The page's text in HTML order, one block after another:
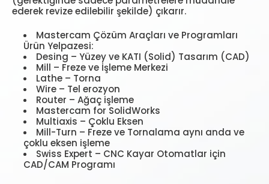
ederek revize edilebilir şekilde) çıkarır.
Mastercam Çözüm Araçları ve Programları
Ürün Yelpazesi:
Desing – Yüzey ve KATI (Solid) Tasarım (CAD)
Mill – Freze ve İşleme Merkezi
Lathe – Torna
Wire – Tel erozyon
Router – Ağaç işleme
Mastercam for SolidWorks
Multiaxis – Çoklu Eksen
Mill-Turn – Freze ve Tornalama aynı anda ve
çoklu eksen işleme
Swiss Expert – CNC Kayar Otomatlar için
CAD/CAM Programı